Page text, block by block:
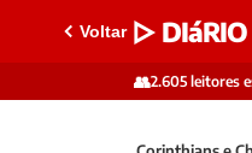
Voltar ▷ DIáRIO
👥2.605 leitores